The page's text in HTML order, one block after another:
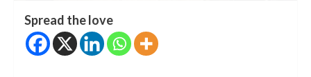
Spread the love